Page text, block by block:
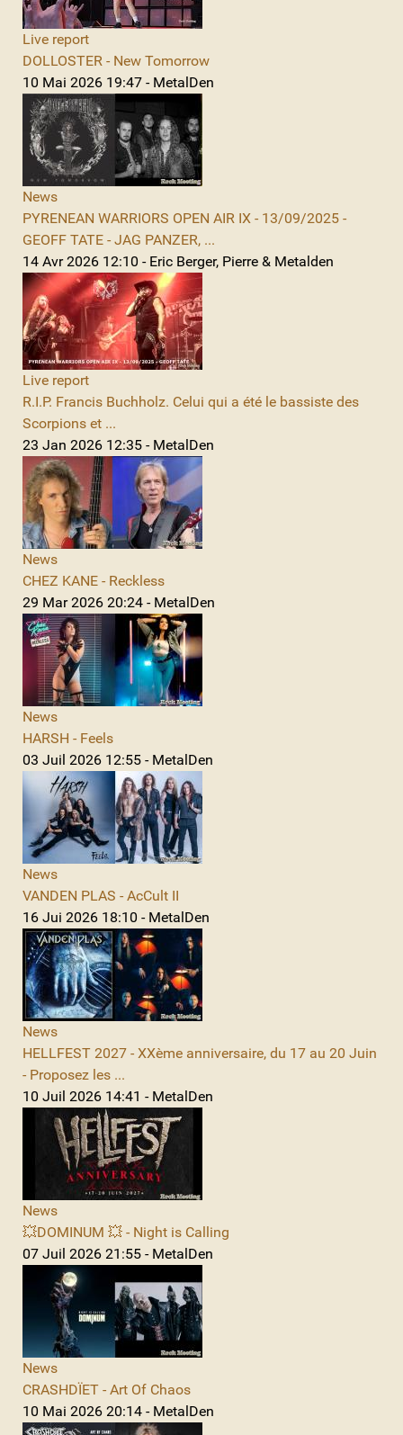
Live report
DOLLOSTER - New Tomorrow
10 Mai 2026 19:47 - MetalDen
News
PYRENEAN WARRIORS OPEN AIR IX - 13/09/2025 -
GEOFF TATE - JAG PANZER, ...
14 Avr 2026 12:10 - Eric Berger, Pierre & Metalden
Live report
R.I.P. Francis Buchholz. Celui qui a été le bassiste des
Scorpions et ...
23 Jan 2026 12:35 - MetalDen
News
CHEZ KANE - Reckless
29 Mar 2026 20:24 - MetalDen
News
HARSH - Feels
03 Juil 2026 12:55 - MetalDen
News
VANDEN PLAS - AcCult II
16 Jui 2026 18:10 - MetalDen
News
HELLFEST 2027 - XXème anniversaire, du 17 au 20 Juin
- Proposez les ...
10 Juil 2026 14:41 - MetalDen
News
💥DOMINUM 💥 - Night is Calling
07 Juil 2026 21:55 - MetalDen
News
CRASHDÏET - Art Of Chaos
10 Mai 2026 20:14 - MetalDen